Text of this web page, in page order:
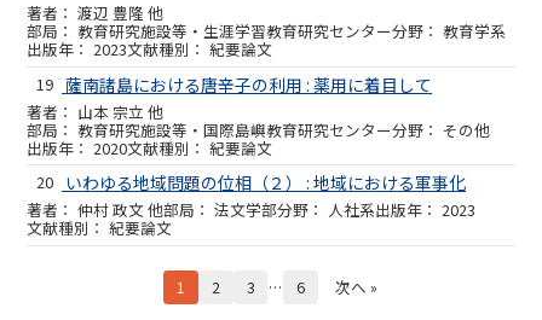
渡辺 豊隆 他
教育研究施設等・生涯学習教育研究センター 教育学系
2023
紀要論文
19 薩南諸島における唐辛子の利用 : 薬用に着目して
山本 宗立 他
教育研究施設等・国際島嶼教育研究センター その他
2020
紀要論文
20 いわゆる地域問題の位相（２） : 地域における軍事化
仲村 政文 他 法文学部 人社系 2023
紀要論文
1 2 3 … 6 次へ »